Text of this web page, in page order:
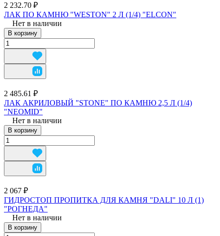
2 232.70 ₽
ЛАК ПО КАМНЮ "WESTON" 2 Л (1/4) "ELCON"
Нет в наличии
В корзину
2 485.61 ₽
ЛАК АКРИЛОВЫЙ "STONE" ПО КАМНЮ 2,5 Л (1/4)
"NEOMID"
Нет в наличии
В корзину
2 067 ₽
ГИДРОСТОП ПРОПИТКА ДЛЯ КАМНЯ "DALI" 10 Л (1)
"РОГНЕДА"
Нет в наличии
В корзину